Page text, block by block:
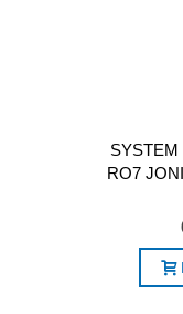
RO7